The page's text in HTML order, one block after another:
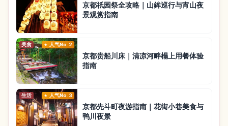
京都祇园祭全攻略｜山鉾巡行与宵山夜
景观赏指南
美食 人气No.2
京都贵船川床｜清凉河畔榻上用餐体验
指南
生活 人气No.3
京都先斗町夜游指南｜花街小巷美食与
鸭川夜景